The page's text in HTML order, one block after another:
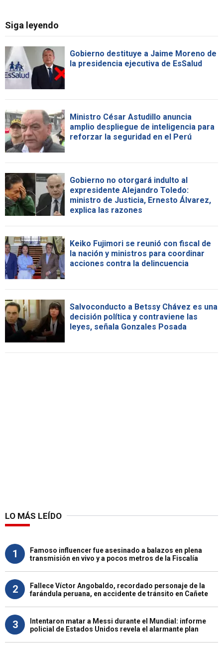
Siga leyendo
Gobierno destituye a Jaime Moreno de
la presidencia ejecutiva de EsSalud
Ministro César Astudillo anuncia
amplio despliegue de inteligencia para
reforzar la seguridad en el Perú
Gobierno no otorgará indulto al
expresidente Alejandro Toledo:
ministro de Justicia, Ernesto Álvarez,
explica las razones
Keiko Fujimori se reunió con fiscal de
la nación y ministros para coordinar
acciones contra la delincuencia
Salvoconducto a Betssy Chávez es una
decisión política y contraviene las
leyes, señala Gonzales Posada
LO MÁS LEÍDO
1
Famoso influencer fue asesinado a balazos en plena
transmisión en vivo y a pocos metros de la Fiscalía
2
Fallece Víctor Angobaldo, recordado personaje de la
farándula peruana, en accidente de tránsito en Cañete
3
Intentaron matar a Messi durante el Mundial: informe
policial de Estados Unidos revela el alarmante plan